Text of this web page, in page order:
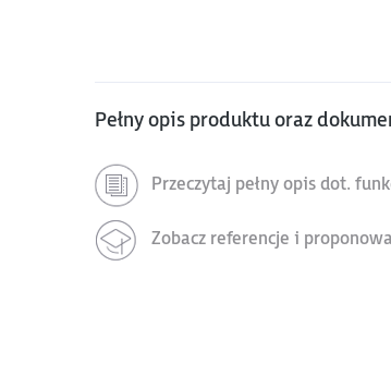
Pełny opis produktu oraz
Przeczytaj pełny opis dot.
Zobacz referencje i